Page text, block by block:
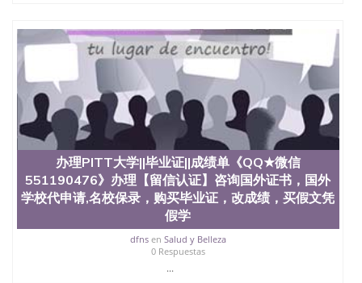
新信息， 能够在时间掌握的海外学历文凭的样版，尺
寸大小，纸张材质，防伪技术等等，并在时间收集到
原版实物，以求达到客户的需求。 我们的优势： 我
们在保证合理定价的同时，坚持较高性价比，通过品
质和效率不断优化，为您倾情诠释什么是高性价比。
咨询顾问：Sam q/微信:551190476 Q/微
信:551190476办理毕业证成绩单、教育部认证,录取通
知书，雅思，留学回国证明.
公司专业制作、办理、仿制、成绩单文凭、改成绩、
教育部学历学位认证、毕业证、成绩单、文凭、学历
文凭、假文凭假毕业证假学历书制作、假制作、办
理、仿制学位证书、毕业证文凭、文凭毕业证、毕业
证认证、留服认证、使馆认证、使馆证明、使馆留学
回国人员证明、留学生认证、学历认证、文凭认证学
办理PITT大学||毕业证||成绩单《QQ★微信
551190476》办理【留信认证】咨询国外证书，国外
学校代申请,名校保录，购买毕业证，改成绩，买假文凭
假学
dfnsen Salud y Belleza
0 Respuestas
...